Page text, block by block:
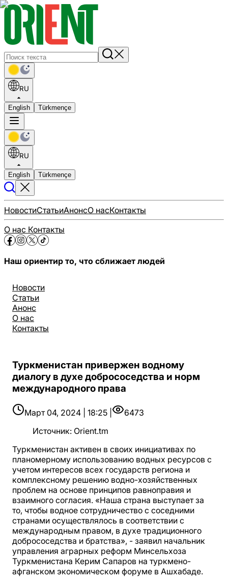
RU
English Türkmençe
RU
English Türkmençe
НовостиСтатьиАнонсО насКонтакты
О нас Контакты
Наш ориентир то, что сближает людей
Новости
Статьи
Анонс
О нас
Контакты
Туркменистан привержен водному
диалогу в духе добрососедства и норм
международного права
Март 04, 2024 | 18:25 |
6473
Источник: Orient.tm
Туркменистан активен в своих инициативах по
планомерному использованию водных ресурсов с
учетом интересов всех государств региона и
комплексному решению водно-хозяйственных
проблем на основе принципов равноправия и
взаимного согласия. «Наша страна выступает за
то, чтобы водное сотрудничество с соседними
странами осуществлялось в соответствии с
международным правом, в духе традиционного
добрососедства и братства», - заявил начальник
управления аграрных реформ Минсельхоза
Туркменистана Керим Сапаров на туркмено-
афганском экономическом форуме в Ашхабаде.